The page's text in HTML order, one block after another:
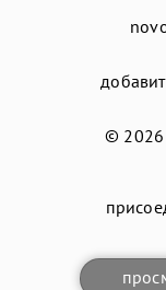
© 2026